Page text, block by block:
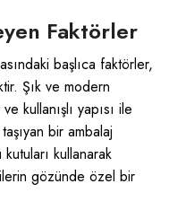
Faktörler
başlıca faktörler,
Şık ve modern
kullanışlı yapısı ile
bir ambalaj
kullanarak
gözünde özel bir